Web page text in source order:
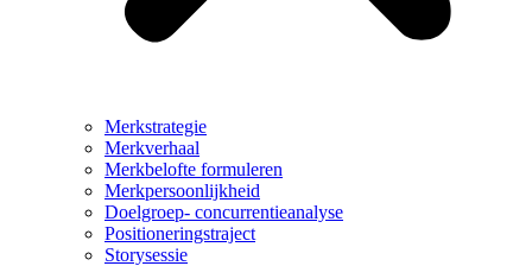
Merkstrategie
Merkverhaal
Merkbelofte formuleren
Merkpersoonlijkheid
Doelgroep- concurrentieanalyse
Positioneringstraject
Storysessie